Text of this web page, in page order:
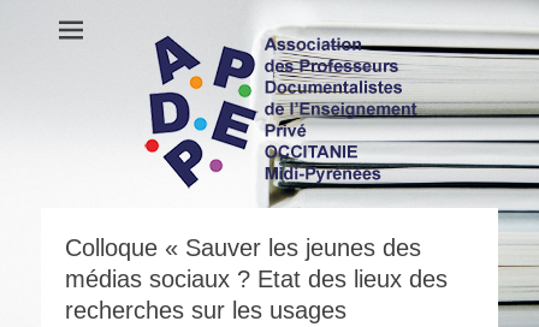
APDEP Occitanie
Midi-Pyrénées
Association des Professeurs Documentalistes de l'Enseignement
Privé OCCITANIE Midi-Pyrénnees Association Actualités Vie de
l’association Ressources
Colloque « Sauver les jeunes des
médias sociaux ? Etat des lieux des
recherches sur les usages